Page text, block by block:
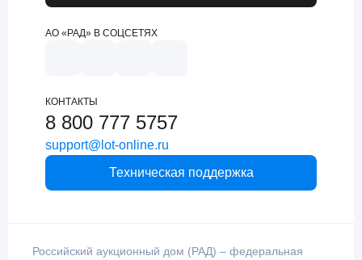
АО «РАД» В СОЦСЕТЯХ
КОНТАКТЫ
8 800 777 5757
support@lot-online.ru
Техническая поддержка
Российский аукционный дом (РАД) – федеральная